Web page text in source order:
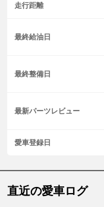
走行距離
最終給油日
最終整備日
最新パーツレビュー
愛車登録日
直近の愛車ログ